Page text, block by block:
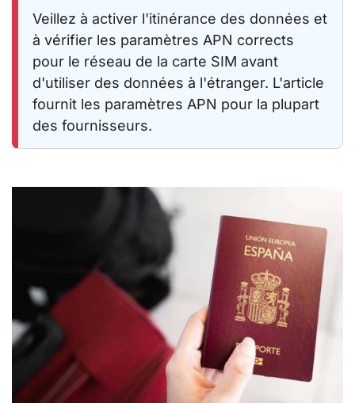
Veillez à activer l'itinérance des données et
à vérifier les paramètres APN corrects
pour le réseau de la carte SIM avant
d'utiliser des données à l'étranger. L'article
fournit les paramètres APN pour la plupart
des fournisseurs.